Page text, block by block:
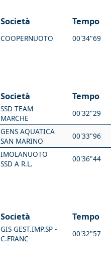
Società Tempo
COOPERNUOTO 00'34"69
Società Tempo
SSD TEAM
MARCHE
00'32"29
GENS AQUATICA
SAN MARINO
00'33"96
IMOLANUOTO
SSD A R.L.
00'36"44
Società Tempo
GIS GEST.IMP.SP -
C.FRANC
00'32"57